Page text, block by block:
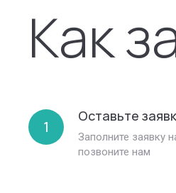
Как
1
Оставьте
Заполните заявку
позвоните нам